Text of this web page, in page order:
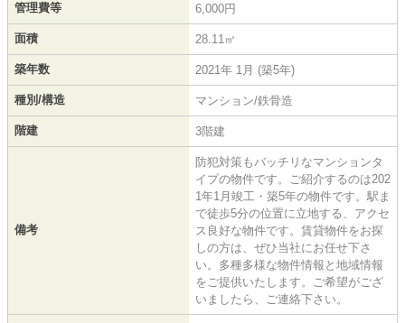
管理費等 6,000円
面積 28.11㎡
築年数 2021年 1月 (築5年)
種別/構造 マンション/鉄骨造
階建 3階建
備考
防犯対策もバッチリなマンションタ
イプの物件です。ご紹介するのは202
1年1月竣工・築5年の物件です。駅ま
で徒歩5分の位置に立地する、アクセ
ス良好な物件です。賃貸物件をお探
しの方は、ぜひ当社にお任せ下さ
い。多種多様な物件情報と地域情報
をご提供いたします。ご希望がござ
いましたら、ご連絡下さい。